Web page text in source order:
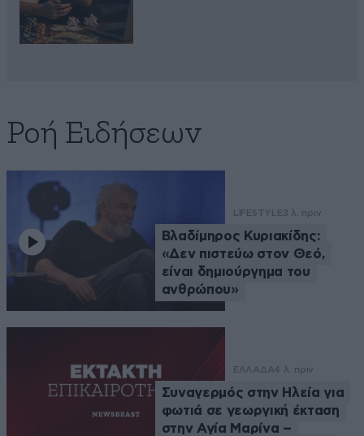
Ροή Ειδήσεων
LIFESTYLE3 λ. πριν
Βλαδίμηρος Κυριακίδης:
«Δεν πιστεύω στον Θεό,
είναι δημιούργημα του
ανθρώπου»
ΕΛΛΑΔΑ4 λ. πριν
Συναγερμός στην Ηλεία για
φωτιά σε γεωργική έκταση
στην Αγία Μαρίνα –